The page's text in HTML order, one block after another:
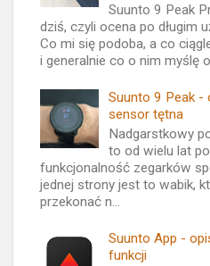
Suunto 9 Peak
dziś, czyli ocena po długim
Co mi się podoba, a co
i generalnie co o nim myślę o
Suunto 9 Peak -
sensor tętna
Nadgarstkowy
to od wielu lat
funkcjonalność zegarków
jednej strony jest to wabik,
przekonać n...
Suunto App -
funkcji